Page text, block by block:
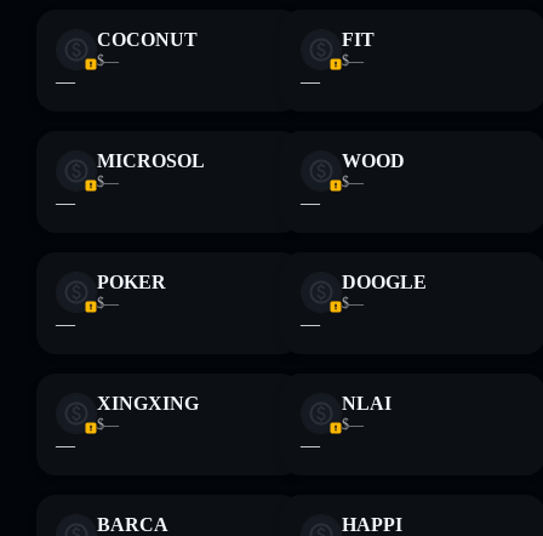
COCONUT
$—
—
FIT
$—
—
MICROSOL
$—
—
WOOD
$—
—
POKER
$—
—
DOOGLE
$—
—
XINGXING
$—
—
NLAI
$—
—
BARCA HAPPI